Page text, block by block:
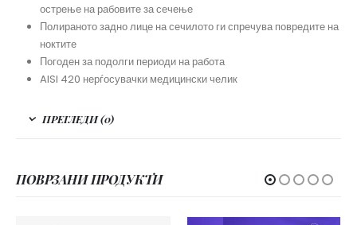
острење на рабовите за сечење
Полираното задно лице на сечилото ги спречува повредите на
ноктите
Погоден за подолги периоди на работа
AISI 420 нерѓосувачки медицински челик
ПРЕГЛЕДИ (0)
ПОВРЗАНИ ПРОДУКТИ